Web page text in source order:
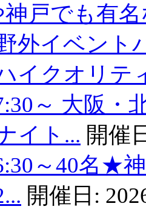
戸でも有
外イベント
イクオリテ
～ 大阪
イト... 開催
～40名★
開催日: